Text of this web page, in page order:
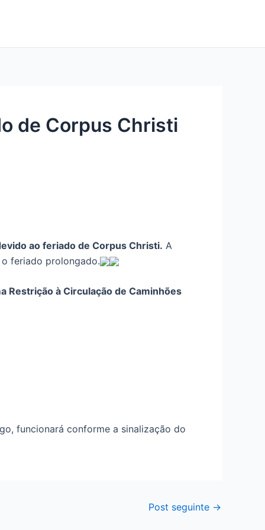
de Corpus Christi
ao feriado de Corpus Christi. A
feriado prolongado.
Restrição à Circulação de Caminhões
funcionará conforme a sinalização do
Post seguinte →